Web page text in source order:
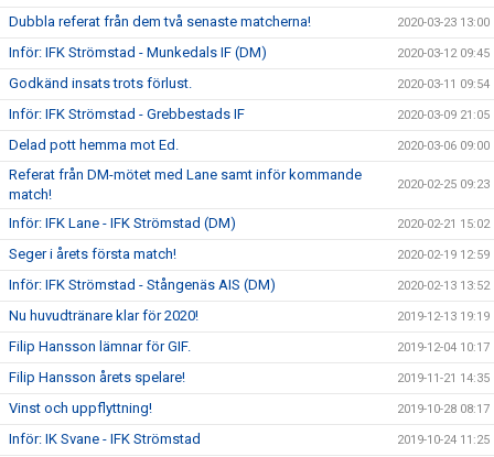
Dubbla referat från dem två senaste matcherna! 2020-03-23 13:00
Inför: IFK Strömstad - Munkedals IF (DM) 2020-03-12 09:45
Godkänd insats trots förlust. 2020-03-11 09:54
Inför: IFK Strömstad - Grebbestads IF 2020-03-09 21:05
Delad pott hemma mot Ed. 2020-03-06 09:00
Referat från DM-mötet med Lane samt inför kommande
match!
2020-02-25 09:23
Inför: IFK Lane - IFK Strömstad (DM) 2020-02-21 15:02
Seger i årets första match! 2020-02-19 12:59
Inför: IFK Strömstad - Stångenäs AIS (DM) 2020-02-13 13:52
Nu huvudtränare klar för 2020! 2019-12-13 19:19
Filip Hansson lämnar för GIF. 2019-12-04 10:17
Filip Hansson årets spelare! 2019-11-21 14:35
Vinst och uppflyttning! 2019-10-28 08:17
Inför: IK Svane - IFK Strömstad 2019-10-24 11:25